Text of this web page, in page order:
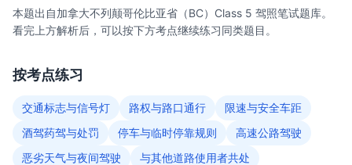
本题出自加拿大不列颠哥伦比亚省（BC）Class 5 驾照笔试题库。
看完上方解析后，可以按下方考点继续练习同类题目。
按考点练习
交通标志与信号灯 路权与路口通行
限速与安全车距
酒驾药驾与处罚
停车与临时停靠规则
高速公路驾驶
恶劣天气与夜间驾驶
与其他道路使用者共处